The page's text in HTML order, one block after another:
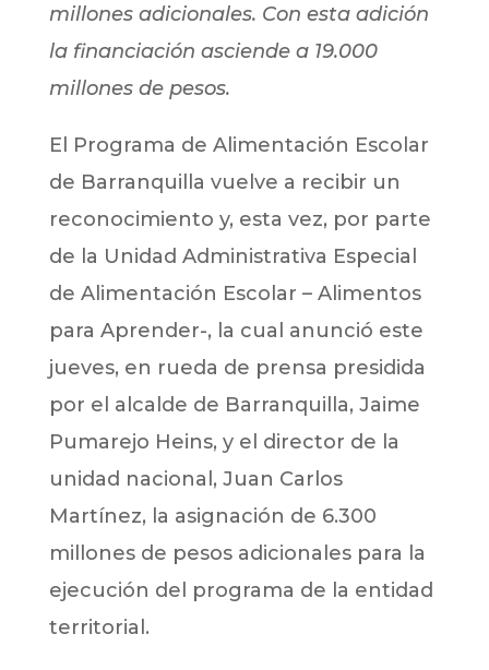
millones adicionales. Con esta adición
la financiación asciende a 19.000
millones de pesos.
El Programa de Alimentación Escolar
de Barranquilla vuelve a recibir un
reconocimiento y, esta vez, por parte
de la Unidad Administrativa Especial
de Alimentación Escolar – Alimentos
para Aprender-, la cual anunció este
jueves, en rueda de prensa presidida
por el alcalde de Barranquilla, Jaime
Pumarejo Heins, y el director de la
unidad nacional, Juan Carlos
Martínez, la asignación de 6.300
millones de pesos adicionales para la
ejecución del programa de la entidad
territorial.